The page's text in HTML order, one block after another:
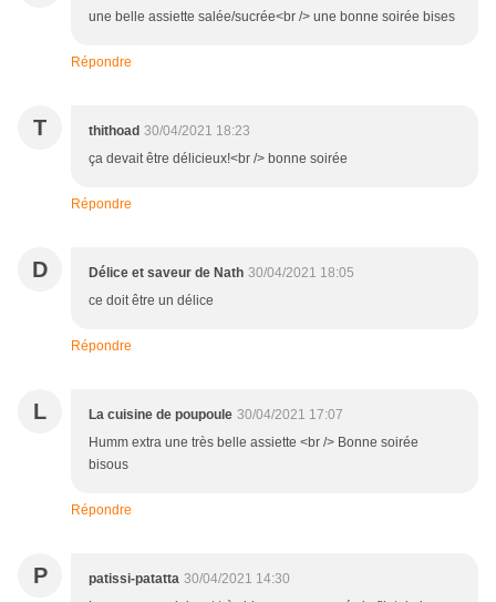
une belle assiette salée/sucrée<br /> une bonne soirée bises
Répondre
T thithoad 30/04/2021 18:23
ça devait être délicieux!<br /> bonne soirée
Répondre
D Délice et saveur de Nath 30/04/2021 18:05
ce doit être un délice
Répondre
L La cuisine de poupoule 30/04/2021 17:07
Humm extra une très belle assiette <br /> Bonne soirée
bisous
Répondre
P patissi-patatta 30/04/2021 14:30